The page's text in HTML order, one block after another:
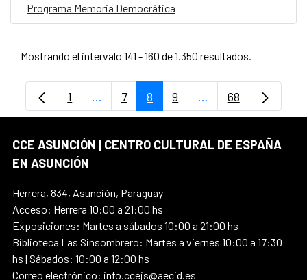
Programa Memoria Democrática
Mostrando el intervalo 141 - 160 de 1.350 resultados.
Página
1 ...Páginas intermedias Use TAB para
Página
7 Página
8 Página
9 ...PáginasPágina
68
CCE ASUNCIÓN | CENTRO CULTURAL DE ESPAÑA
EN ASUNCIÓN
Herrera, 834, Asunción, Paraguay
Acceso: Herrera 10:00 a 21:00 hs
Exposiciones: Martes a sábados 10:00 a 21:00 hs
Biblioteca Las Sinsombrero: Martes a viernes 10:00 a 17:30
hs | Sábados: 10:00 a 12:00 hs
Correo electrónico: info.ccejs@aecid.es